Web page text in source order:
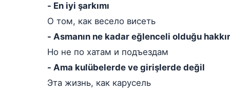
- En iyi şarkımı
О том, как весело висеть
- Asmanın ne kadar eğlenceli olduğu
Но не по хатам и подъездам
- Ama kulübelerde ve girişlerde değil
Эта жизнь, как карусель